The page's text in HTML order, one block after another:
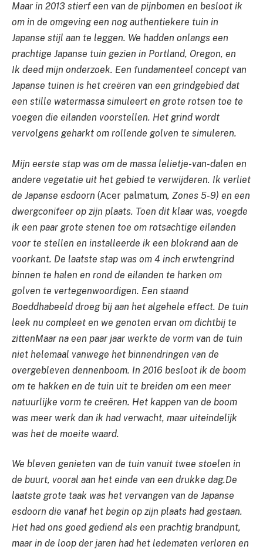
Maar in 2013 stierf een van de pijnbomen en besloot ik
om in de omgeving een nog authentiekere tuin in
Japanse stijl aan te leggen. We hadden onlangs een
prachtige Japanse tuin gezien in Portland, Oregon, en
Ik deed mijn onderzoek. Een fundamenteel concept van
Japanse tuinen is het creëren van een grindgebied dat
een stille watermassa simuleert en grote rotsen toe te
voegen die eilanden voorstellen. Het grind wordt
vervolgens geharkt om rollende golven te simuleren.
Mijn eerste stap was om de massa lelietje-van-dalen en
andere vegetatie uit het gebied te verwijderen. Ik verliet
de Japanse esdoorn (Acer palmatum, Zones 5-9) en een
dwergconifeer op zijn plaats. Toen dit klaar was, voegde
ik een paar grote stenen toe om rotsachtige eilanden
voor te stellen en installeerde ik een blokrand aan de
voorkant. De laatste stap was om 4 inch erwtengrind
binnen te halen en rond de eilanden te harken om
golven te vertegenwoordigen. Een staand
Boeddhabeeld droeg bij aan het algehele effect. De tuin
leek nu compleet en we genoten ervan om dichtbij te
zittenMaar na een paar jaar werkte de vorm van de tuin
niet helemaal vanwege het binnendringen van de
overgebleven dennenboom. In 2016 besloot ik de boom
om te hakken en de tuin uit te breiden om een ​​meer
natuurlijke vorm te creëren. Het kappen van de boom
was meer werk dan ik had verwacht, maar uiteindelijk
was het de moeite waard.
We bleven genieten van de tuin vanuit twee stoelen in
de buurt, vooral aan het einde van een drukke dag.De
laatste grote taak was het vervangen van de Japanse
esdoorn die vanaf het begin op zijn plaats had gestaan.
Het had ons goed gediend als een prachtig brandpunt,
maar in de loop der jaren had het ledematen verloren en